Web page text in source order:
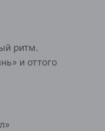
ритм.
и оттого